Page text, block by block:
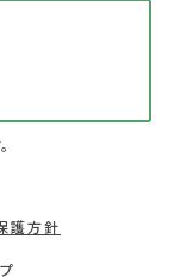
護方針